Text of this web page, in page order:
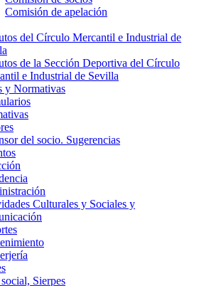
Comisión de apelación
del Círculo Mercantil e Industrial de
de la Sección Deportiva del Círculo
e Industrial de Sevilla
y Normativas
del socio. Sugerencias
Culturales y Sociales y
social, Sierpes